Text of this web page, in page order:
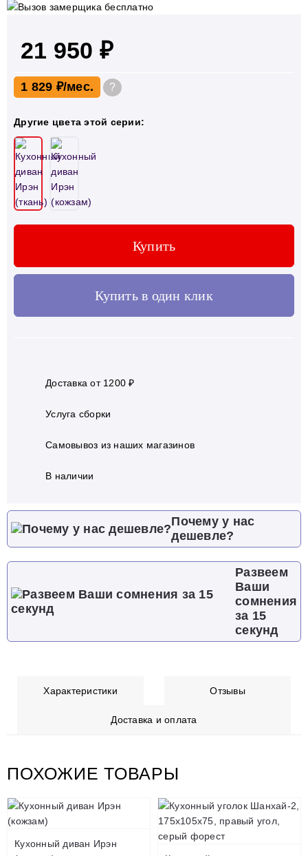
21 950 ₽
1 829 ₽ ?
Другие цвета этой серии:
Купить
Купить в один клик
Доставка от 1200 ₽
Услуга сборки
Самовывоз из наших магазинов
В наличии
Почему у нас
дешевле?
Развеем
Ваши
сомнения
за 15
секунд
Характеристики Отзывы
Доставка и оплата
ПОХОЖИЕ ТОВАРЫ
Кухонный диван Ирэн